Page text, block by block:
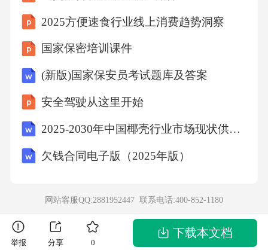
度和频次，凡发现违章作业的必须给予严厉处
分，没有下不为例，即使没有发生事故造成损
故原因分析1、违反操作规程。拧完螺丝后应将
扳手放在腰间的嵌套内，不得随意乱放，更不
应放在两根汇流排上。如果是带电作业，这样
以放，很可能会造成人员伤亡和设备损坏的重
觉得工具袋里装进拿出太麻烦，活动扳手应当
2025方便速食行业线上消费趋势洞察
国家保密培训课件
(新版)国家保安员考试题库及答案
安全驾驶从这里开始
2025-2030年中国椰壳行业市场现状供需分析及投资评估规划分析研究报告
欠钱合同电子版（2025年版）
网站客服QQ:2881952447 联系电话:400-852-1180
举报 分享 0
下载本文档